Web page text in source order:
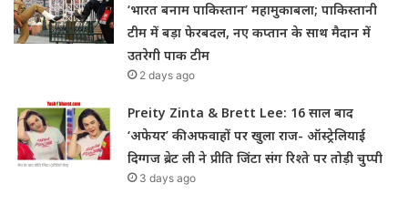
‘भारत बनाम पाकिस्तान’ महामुकाबला; पाकिस्तानी
टीम में बड़ा फेरबदल, नए कप्तान के साथ मैदान में
उतरेगी पाक टीम
2 days ago
Preity Zinta & Brett Lee: 16 साल बाद
‘अफेयर’ की अफवाहों पर खुला राज- ऑस्ट्रेलियाई
दिग्गज ब्रेट ली ने प्रीति जिंटा संग रिश्ते पर तोड़ी चुप्पी
3 days ago